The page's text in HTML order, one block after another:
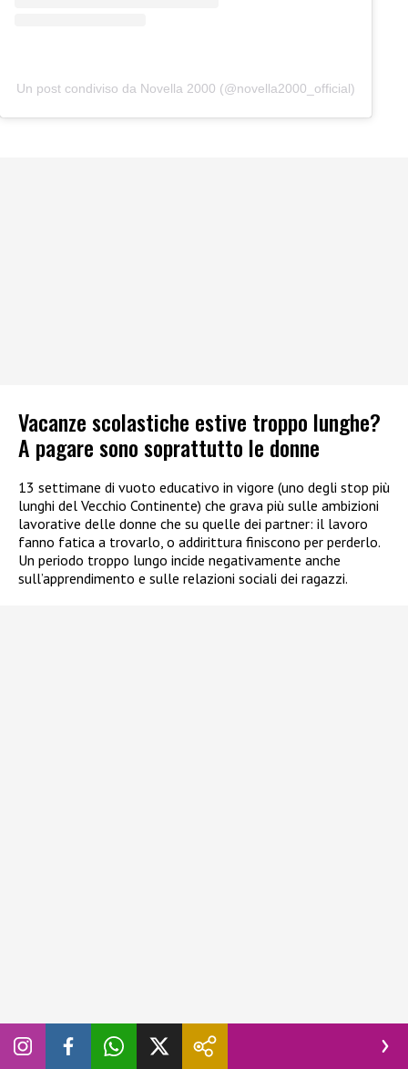
Un post condiviso da Novella 2000 (@novella2000_official)
Vacanze scolastiche estive troppo lunghe?
A pagare sono soprattutto le donne
13 settimane di vuoto educativo in vigore (uno degli stop più
lunghi del Vecchio Continente) che grava più sulle ambizioni
lavorative delle donne che su quelle dei partner: il lavoro
fanno fatica a trovarlo, o addirittura finiscono per perderlo.
Un periodo troppo lungo incide negativamente anche
sull’apprendimento e sulle relazioni sociali dei ragazzi.